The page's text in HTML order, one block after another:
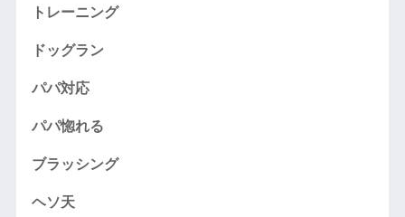
トレーニング
ドッグラン
パパ対応
パパ惚れる
ブラッシング
ヘソ天